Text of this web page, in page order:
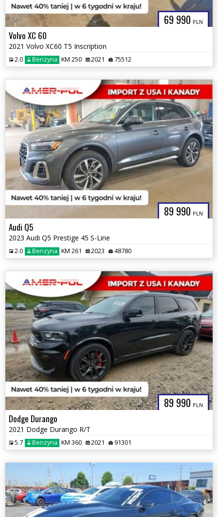
69 990 PLN
Volvo XC 60
2021 Volvo XC60 T5 Inscription
2.0 Benzyna KM 250 2021 75512
89 990 PLN
Audi Q5
2023 Audi Q5 Prestige 45 S-Line
2.0 Benzyna KM 261 2023 48780
89 990 PLN
Dodge Durango
2021 Dodge Durango R/T
5.7 Benzyna KM 360 2021 91301